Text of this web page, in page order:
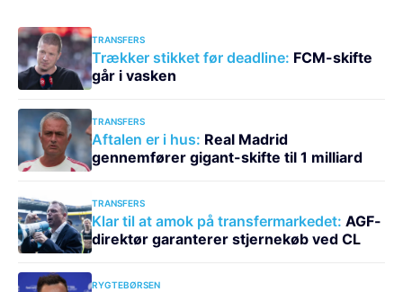
TRANSFERS
Trækker stikket før deadline: FCM-skifte
går i vasken
TRANSFERS
Aftalen er i hus: Real Madrid
gennemfører gigant-skifte til 1 milliard
TRANSFERS
Klar til at amok på transfermarkedet: AGF-
direktør garanterer stjernekøb ved CL
RYGTEBØRSEN